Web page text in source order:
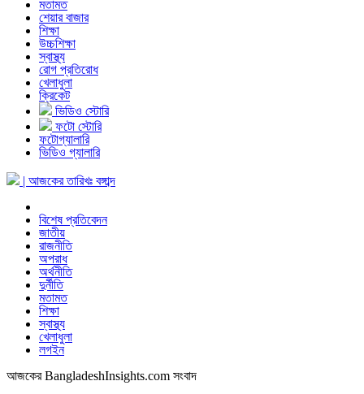
মতামত
শেয়ার বাজার
শিক্ষা
উচ্চশিক্ষা
স্বাস্থ্য
রোগ প্রতিরোধ
খেলাধুলা
ক্রিকেট
ভিডিও স্টোরি
ফটো স্টোরি
ফটোগ্যালারি
ভিডিও গ্যালারি
| আজকের তারিখঃ বঙ্গাব্দ
বিশেষ প্রতিবেদন
জাতীয়
রাজনীতি
অপরাধ
অর্থনীতি
দুর্নীতি
মতামত
শিক্ষা
স্বাস্থ্য
খেলাধুলা
লগইন
আজকের BangladeshInsights.com সংবাদ